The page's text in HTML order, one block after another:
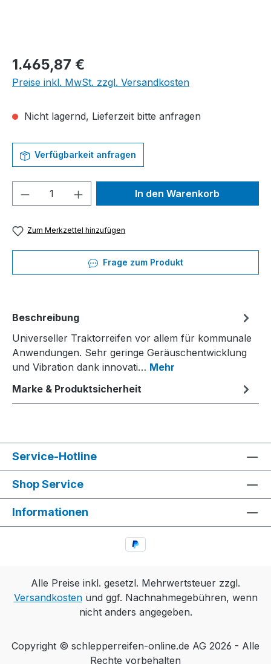
Regulärer Preis:
1.465,87 €
Preise inkl. MwSt. zzgl. Versandkosten
Nicht lagernd, Lieferzeit bitte anfragen
Verfügbarkeit anfragen
Produkt Anzahl: Gib denIn den Warenkorb
Zum Merkzettel hinzufügen
Frage zum Produkt
Beschreibung
Universeller Traktorreifen vor allem für kommunale
Anwendungen. Sehr geringe Geräuschentwicklung
und Vibration dank innovati… Mehr
Marke & Produktsicherheit
Service-Hotline
Shop Service
Informationen
Alle Preise inkl. gesetzl. Mehrwertsteuer zzgl.
Versandkostenund ggf. Nachnahmegebühren, wenn
nicht anders angegeben.
Copyright © schlepperreifen-online.de AG 2026 - Alle
Rechte vorbehalten